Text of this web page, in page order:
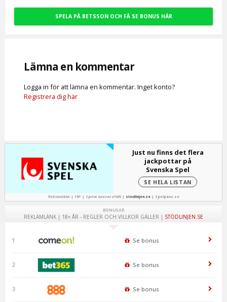
SPELA PÅ BETSSON OCH FÅ SE BONUS HÄR
Lämna en kommentar
Logga in för att lämna en kommentar. Inget konto?
Registrera dig här
Just nu finns det flera
jackpottar på
Svenska Spel
SE HELA LISTAN
Reklamlänk | 18+ | Spela ansvarsfullt | stodlinjen.se| Spelpaus.se
BONUSAR
REKLAMLÄNK | 18+ ÅR - REGLER OCH VILLKOR GÄLLER | STÖDLINJEN.SE
1 Se bonus
2 Se bonus
3 Se bonus